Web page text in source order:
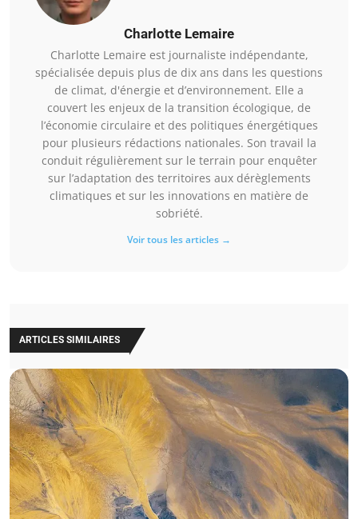
Charlotte Lemaire
Charlotte Lemaire est journaliste indépendante,
spécialisée depuis plus de dix ans dans les questions
de climat, d'énergie et d’environnement. Elle a
couvert les enjeux de la transition écologique, de
l’économie circulaire et des politiques énergétiques
pour plusieurs rédactions nationales. Son travail la
conduit régulièrement sur le terrain pour enquêter
sur l’adaptation des territoires aux dérèglements
climatiques et sur les innovations en matière de
sobriété.
Voir tous les articles →
ARTICLES SIMILAIRES